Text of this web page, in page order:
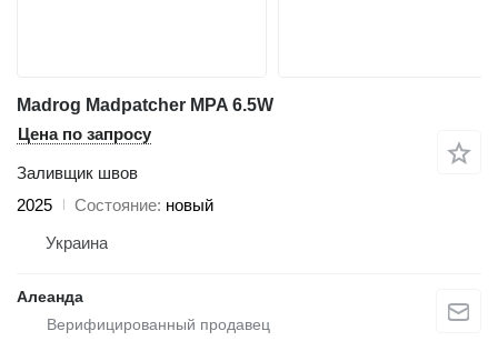
Madrog Madpatcher MPA 6.5W
Цена по запросу
Заливщик швов
2025
Состояние новый
Украина
Алеанда